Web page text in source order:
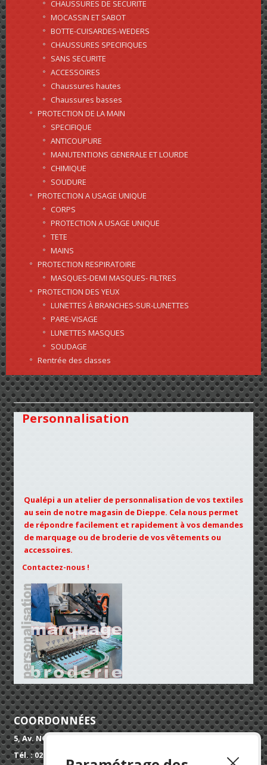
CHAUSSURES DE SECURITE
MOCASSIN ET SABOT
BOTTE-CUISARDES-WEDERS
CHAUSSURES SPECIFIQUES
SANS SECURITE
ACCESSOIRES
Chaussures hautes
Chaussures basses
PROTECTION DE LA MAIN
SPECIFIQUE
ANTICOUPURE
MANUTENTIONS GENERALE ET LOURDE
CHIMIQUE
SOUDURE
PROTECTION A USAGE UNIQUE
CORPS
PROTECTION A USAGE UNIQUE
TETE
MAINS
PROTECTION RESPIRATOIRE
MASQUES-DEMI MASQUES- FILTRES
PROTECTION DES YEUX
LUNETTES À BRANCHES-SUR-LUNETTES
PARE-VISAGE
LUNETTES MASQUES
SOUDAGE
Rentrée des classes
Personnalisation
Qualépi a un atelier de personnalisation de vos textiles
au sein de notre magasin de Dieppe. Cela nous permet
de répondre facilement et rapidement à vos demandes
de marquage ou de broderie de vos vêtements ou
accessoires.
Contactez-nous !
COORDONNÉES
5, Av. NORMANDIE SUSSEX 76200 DIEPPE
Tél. : 02 32 90 52 52